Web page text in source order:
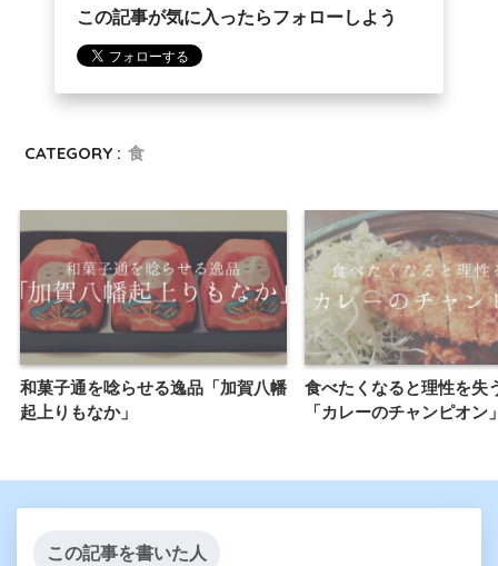
この記事が気に入ったらフォローしよう
CATEGORY : 食
和菓子通を唸らせる逸品「加賀八幡
起上りもなか」
食べたくなると理性を失
「カレーのチャンピオン
この記事を書いた人